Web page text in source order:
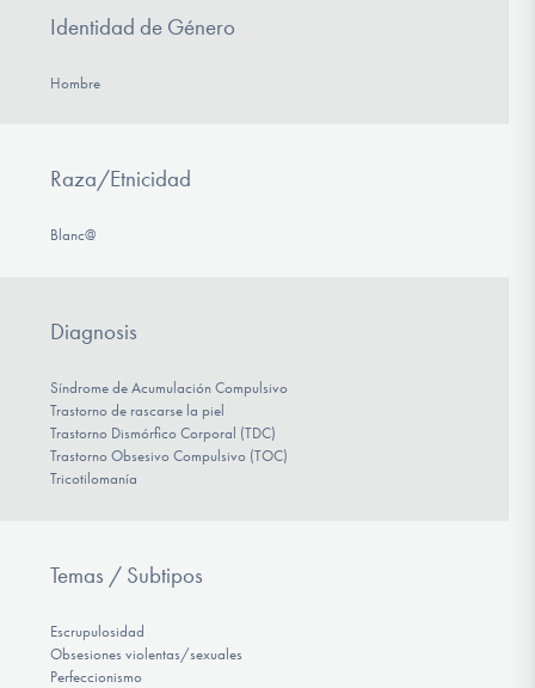
Identidad de Género
Hombre
Raza/Etnicidad
Blanc@
Diagnosis
Síndrome de Acumulación Compulsivo
Trastorno de rascarse la piel
Trastorno Dismórfico Corporal (TDC)
Trastorno Obsesivo Compulsivo (TOC)
Tricotilomanía
Temas / Subtipos
Escrupulosidad
Obsesiones violentas/sexuales
Perfeccionismo